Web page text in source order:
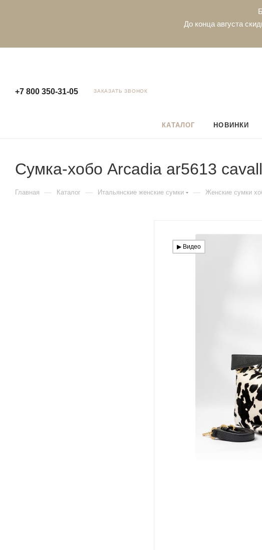
До конца августа
+7 800 350-31-05 ЗАКАЗАТЬ ЗВОНОК
КАТАЛОГ НОВИНКИ
Сумка-хобо Arcadia ar5613
Главная — Каталог — Итальянские женские сумки — Женские сумки
▶︎ Видео